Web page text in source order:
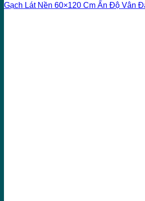
Gạch Lát Nền 60×120 Cm Ấn Độ Vân